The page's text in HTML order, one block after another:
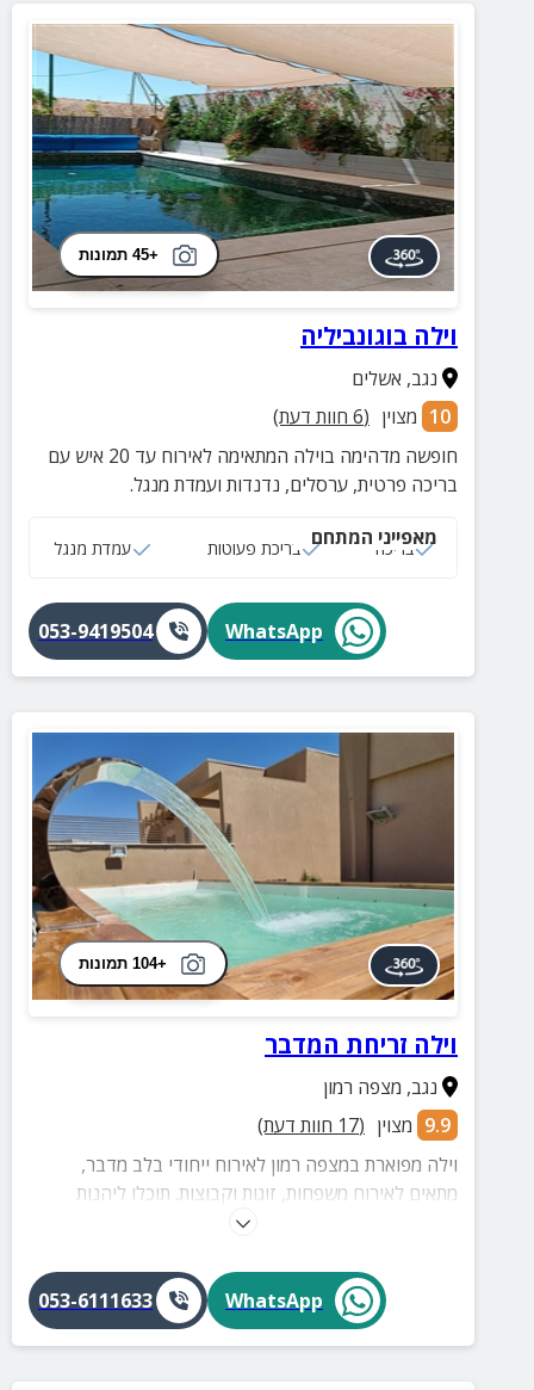
+45 תמונות
וילה בוגונביליה
נגב, אשלים
10 מצוין (
6 חוות דעת)
חופשה מדהימה בוילה המתאימה לאירוח עד 20 איש עם
בריכה פרטית, ערסלים, נדנדות ועמדת מנגל.
מאפייני המתחם
בריכה בריכת פעוטות עמדת מנגל
WhatsApp
053-9419504
+104 תמונות
וילה זריחת המדבר
נגב, מצפה רמון
9.9 מצוין (
17 חוות דעת)
וילה מפוארת במצפה רמון לאירוח ייחודי בלב מדבר,
מתאים לאירוח משפחות, זוגות וקבוצות. תוכלו ליהנות
מבריכה פרטית, ריהוט יוקרתי ועיצוב עשיר.
WhatsApp
053-6111633